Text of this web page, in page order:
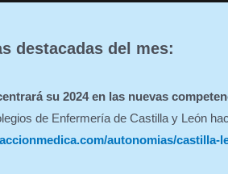
destacadas del mes:
su 2024 en las nuevas
de Enfermería de Castilla y León
autonomias/castilla-